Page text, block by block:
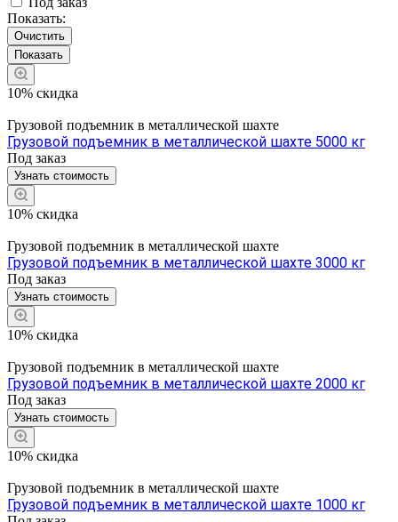
Показать:
Очистить
10% скидка
Грузовой подъемник в металлической шахте
Грузовой подъемник в металлической шахте 5000 кг
Под заказ
Узнать стоимость
10% скидка
Грузовой подъемник в металлической шахте
Грузовой подъемник в металлической шахте 3000 кг
Под заказ
Узнать стоимость
10% скидка
Грузовой подъемник в металлической шахте
Грузовой подъемник в металлической шахте 2000 кг
Под заказ
Узнать стоимость
10% скидка
Грузовой подъемник в металлической шахте
Грузовой подъемник в металлической шахте 1000 кг